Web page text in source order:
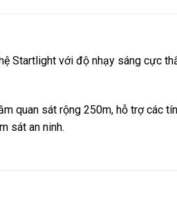
Startlight với độ nhạy sáng cực
quan sát rộng 250m, hỗ trợ các
sát an ninh.